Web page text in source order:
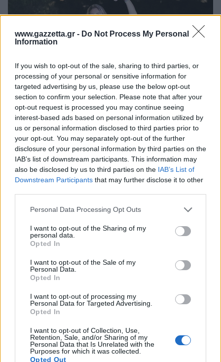
www.gazzetta.gr - Do Not Process My Personal
Information
If you wish to opt-out of the sale, sharing to third parties, or
processing of your personal or sensitive information for
targeted advertising by us, please use the below opt-out
section to confirm your selection. Please note that after your
opt-out request is processed you may continue seeing
interest-based ads based on personal information utilized by
us or personal information disclosed to third parties prior to
your opt-out. You may separately opt-out of the further
disclosure of your personal information by third parties on the
IAB’s list of downstream participants. This information may
also be disclosed by us to third parties on the IAB’s List of
Downstream Participants that may further disclose it to other
Please note that this website/app uses one or more Google
not limited to your visit or usage behaviour. You may click to
grant or deny consent to Google and its third-party tags to
use your data for below specified purposes in below Google
consent section.
Personal Data Processing Opt Outs
I want to opt-out of the Sharing of my
personal data.
Opted In
I want to opt-out of the Sale of my
Personal Data.
Opted In
I want to opt-out of processing my
Personal Data for Targeted Advertising.
Opted In
I want to opt-out of Collection, Use,
Retention, Sale, and/or Sharing of my
Personal Data that Is Unrelated with the
Purposes for which it was collected.
Opted Out
Από ένα παιχνίδι της μοίρας λοιπόν, η Κέλλυ
έφτασε ως το Ρίο το 2016. Στην πρώτη της
συμμετοχή σε Παραολυμπιακούς Αγώνες. Στην
πρώτη φορά που Ελληνίδα ξιφομάχος με αμαξίδιο
συμμετέχει στο μεγαλύτερο αθλητικό γεγονός του
πλανήτη. Στην κορυφαία στιγμή της καριέρα της,
όπως την προσδιορίζει.
«Όταν ξεκίνησα την
ξεκινήσει η πρόκριση για το Ρίο 2016.Ήταν για
μένα ένα αφάνταστο όνειρο. Όμως με πολλές
προπονήσεις, πολλούς αγώνες και δουλειά με τον